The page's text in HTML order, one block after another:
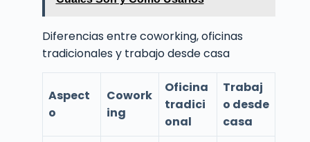
Diferencias entre coworking, oficinas
tradicionales y trabajo desde casa
Aspect
o
Cowork
ing
Oficina
tradici
onal
Trabaj
o desde
casa